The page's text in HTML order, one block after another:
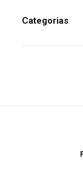
Categorias